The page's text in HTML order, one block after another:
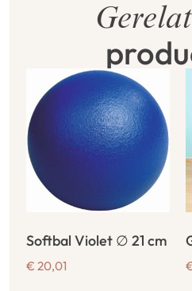
Softbal Violet ∅ 21 cm
€ 20,01